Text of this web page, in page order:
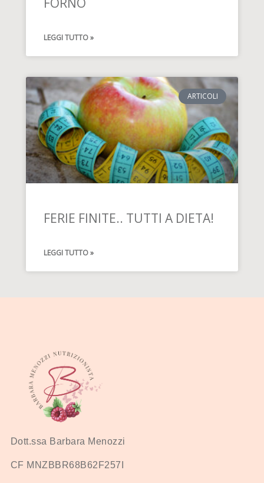
LEGGI TUTTO »
ARTICOLI
FERIE FINITE.. TUTTI A DIETA!
LEGGI TUTTO »
Dott.ssa Barbara Menozzi
CF MNZBBR68B62F257I